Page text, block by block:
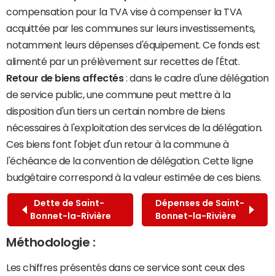
compensation pour la TVA vise à compenser la TVA
acquittée par les communes sur leurs investissements,
notamment leurs dépenses d'équipement. Ce fonds est
alimenté par un prélèvement sur recettes de l'État.
Retour de biens affectés: dans le cadre d'une délégation
de service public, une commune peut mettre à la
disposition d'un tiers un certain nombre de biens
nécessaires à l'exploitation des services de la délégation.
Ces biens font l'objet d'un retour à la commune à
l'échéance de la convention de délégation. Cette ligne
budgétaire correspond à la valeur estimée de ces biens.
Dette de Saint-
Bonnet-la-Rivière
Dépenses de Saint-
Bonnet-la-Rivière
Méthodologie :
Les chiffres présentés dans ce service sont ceux des